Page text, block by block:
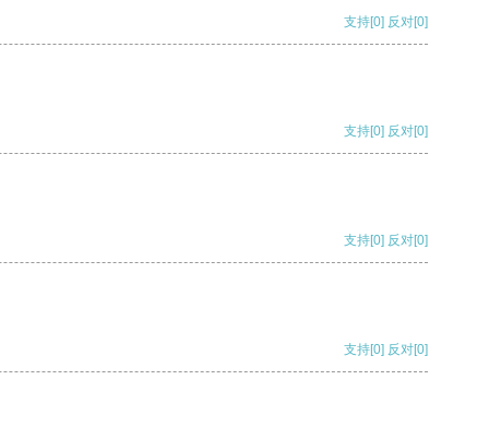
支持[0] 反对[0]
支持[0] 反对[0]
支持[0] 反对[0]
支持[0] 反对[0]